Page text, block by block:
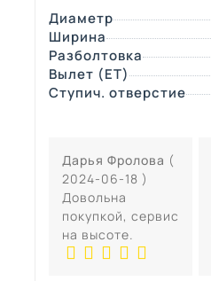
Диаметр
Ширина
Разболтовка
Вылет (ЕТ)
Ступич. отверстие
Дарья Фролова (
2024-06-18 )
Довольна
покупкой, сервис
на высоте.